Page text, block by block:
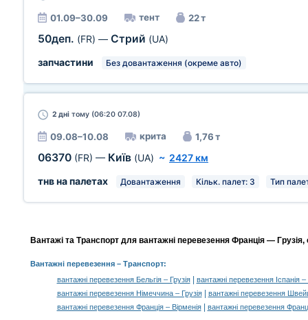
01.09–30.09 тент 22 т
50деп. (FR) — Стрий (UA)
запчастини
Без довантаження (окреме авто)
2 дні тому (06:20 07.08)
09.08–10.08 крита 1,76 т
06370 (FR) — Київ (UA) ~ 2427 км
тнв на палетах
Довантаження Кільк. палет: 3 Тип
Вантажі та Транспорт для вантажні перевезення Франція — Грузія,
Вантажні перевезення– Транспорт:
вантажні перевезення Бельгія – Грузія|
вантажні перевезення Іспанія –
вантажні перевезення Німеччина – Грузія|
вантажні перевезення
вантажні перевезення Франція – Вірменія| вантажні перевезення